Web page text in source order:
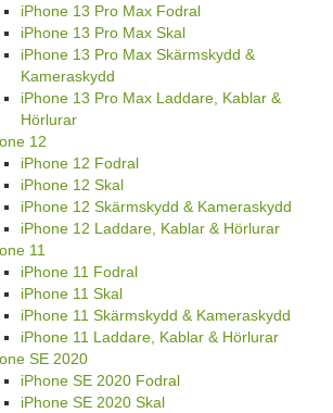
iPhone 13 Pro Max Fodral
iPhone 13 Pro Max Skal
iPhone 13 Pro Max Skärmskydd &
Kameraskydd
iPhone 13 Pro Max Laddare, Kablar &
Hörlurar
12
iPhone 12 Fodral
iPhone 12 Skal
iPhone 12 Skärmskydd & Kameraskydd
iPhone 12 Laddare, Kablar & Hörlurar
11
iPhone 11 Fodral
iPhone 11 Skal
iPhone 11 Skärmskydd & Kameraskydd
iPhone 11 Laddare, Kablar & Hörlurar
SE 2020
iPhone SE 2020 Fodral
iPhone SE 2020 Skal